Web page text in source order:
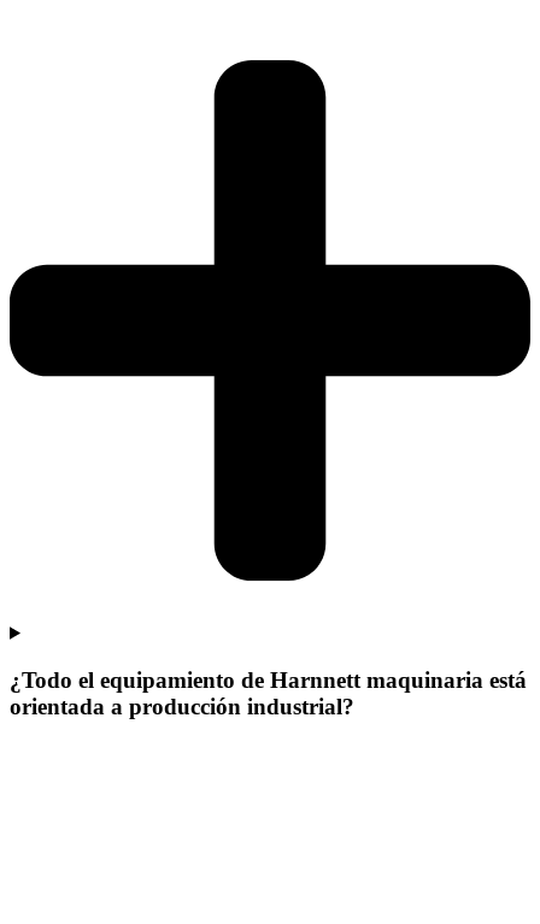
¿Todo el equipamiento de Harnnett maquinaria está
orientada a producción industrial?